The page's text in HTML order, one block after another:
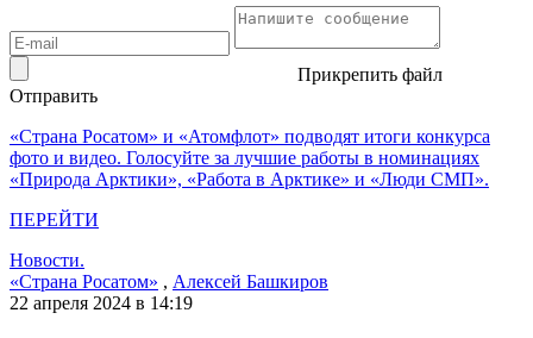
Прикрепить файл
Отправить
«Страна Росатом» и «Атомфлот» подводят итоги конкурса
фото и видео. Голосуйте за лучшие работы в номинациях
«Природа Арктики», «Работа в Арктике» и «Люди СМП».
ПЕРЕЙТИ
Новости.
«Страна Росатом» , Алексей Башкиров
22 апреля 2024 в 14:19